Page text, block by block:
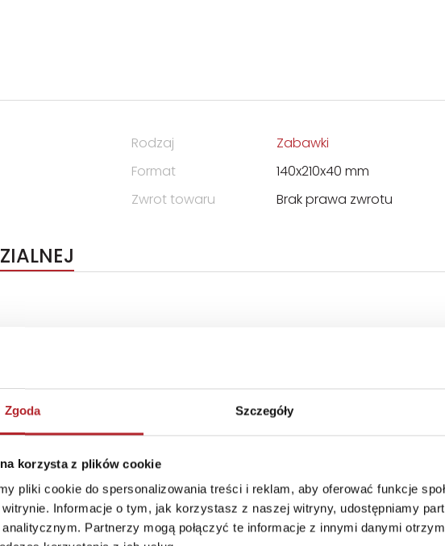
Zgoda Szczegóły
korzysta z plików cookie
pliki cookie do spersonalizowania treści i reklam, aby oferować funkcje
Informacje o tym, jak korzystasz z naszej witryny, udostępniamy
Partnerzy mogą połączyć te informacje z innymi danymi
Rodzaj
Zabawki
Format
140x210x40 mm
Zwrot towaru
Brak prawa zwrotu
25